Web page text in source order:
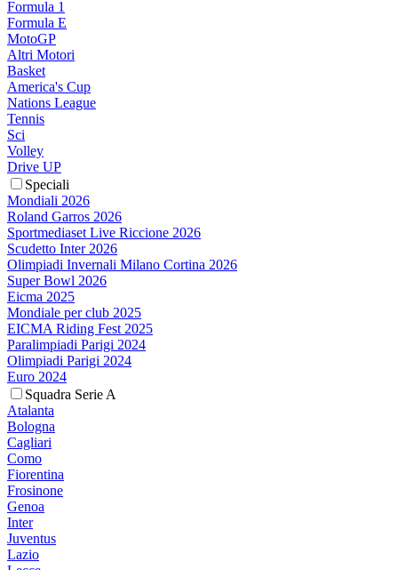
Formula 1
Formula E
MotoGP
Altri Motori
Basket
America's Cup
Nations League
Tennis
Sci
Volley
Drive UP
Speciali
Mondiali 2026
Roland Garros 2026
Sportmediaset Live Riccione 2026
Scudetto Inter 2026
Olimpiadi Invernali Milano Cortina 2026
Super Bowl 2026
Eicma 2025
Mondiale per club 2025
EICMA Riding Fest 2025
Paralimpiadi Parigi 2024
Olimpiadi Parigi 2024
Euro 2024
Squadra Serie A
Atalanta
Bologna
Cagliari
Como
Fiorentina
Frosinone
Genoa
Inter
Juventus
Lazio